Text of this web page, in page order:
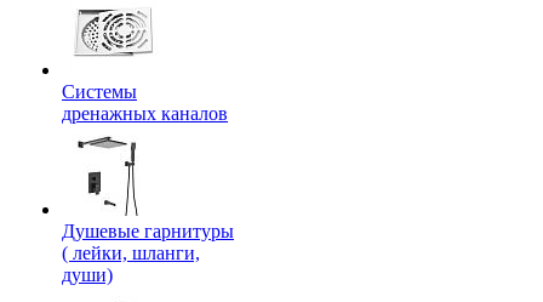
Системы
дренажных каналов
Душевые гарнитуры
( лейки, шланги,
души)